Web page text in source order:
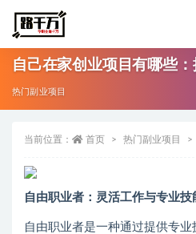
自己在家创业项目有哪些
热门副业项目
当前位置： 首页 热门副业项目
自由职业者：灵活工作与专业技
自由职业者是一种通过提供专